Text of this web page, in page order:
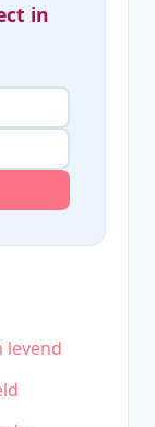
in
levend